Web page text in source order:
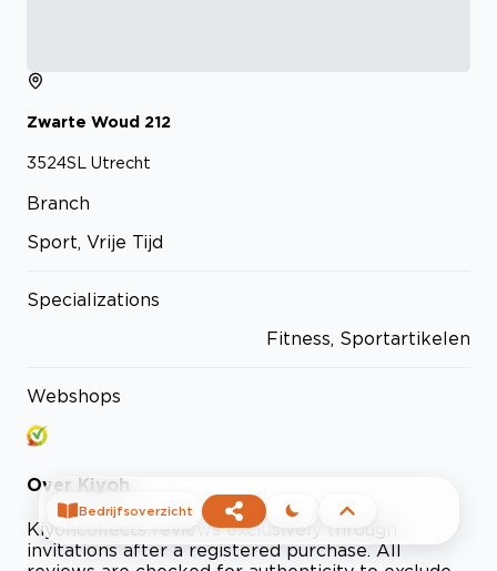
Zwarte Woud 212
3524SL Utrecht
Branch
Sport, Vrije Tijd
Specializations
Fitness, Sportartikelen
Webshops
Over Kiyoh
Kiyohcollects reviews exclusively through
invitations after a registered purchase. All
Bedrijfsoverzicht